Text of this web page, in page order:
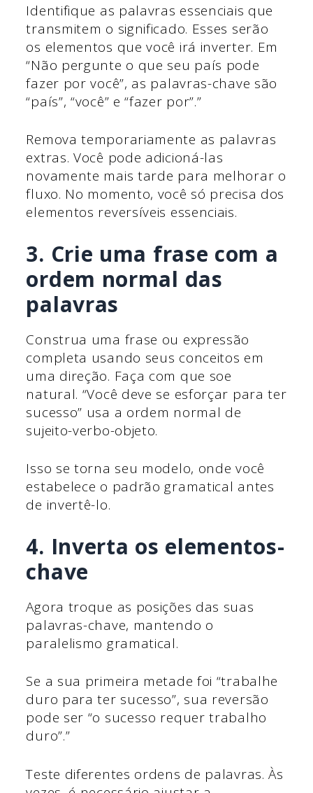
Identifique as palavras essenciais que
transmitem o significado. Esses serão
os elementos que você irá inverter. Em
“Não pergunte o que seu país pode
fazer por você”, as palavras-chave são
“país”, “você” e “fazer por”.”
Remova temporariamente as palavras
extras. Você pode adicioná-las
novamente mais tarde para melhorar o
fluxo. No momento, você só precisa dos
elementos reversíveis essenciais.
3. Crie uma frase com a
ordem normal das
palavras
Construa uma frase ou expressão
completa usando seus conceitos em
uma direção. Faça com que soe
natural. “Você deve se esforçar para ter
sucesso” usa a ordem normal de
sujeito-verbo-objeto.
Isso se torna seu modelo, onde você
estabelece o padrão gramatical antes
de invertê-lo.
4. Inverta os elementos-
chave
Agora troque as posições das suas
palavras-chave, mantendo o
paralelismo gramatical.
Se a sua primeira metade foi “trabalhe
duro para ter sucesso”, sua reversão
pode ser “o sucesso requer trabalho
duro”.”
Teste diferentes ordens de palavras. Às